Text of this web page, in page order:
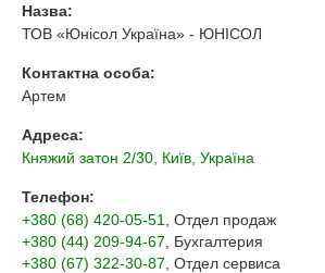
Назва:
ТОВ «Юнісол Україна» - ЮНІСОЛ
Контактна особа:
Артем
Адреса:
Княжий затон 2/30, Київ, Україна
Телефон:
+380 (68) 420-05-51
, Отдел продаж
+380 (44) 209-94-67 , Бухгалтерия
+380 (67) 322-30-87 , Отдел сервиса